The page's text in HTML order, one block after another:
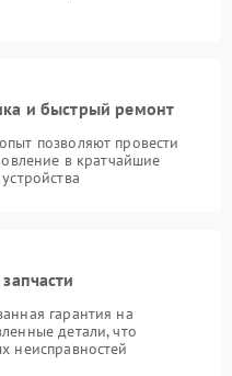
и быстрый ремонт
позволяют провести
в кратчайшие
гарантия на
детали, что
неисправностей